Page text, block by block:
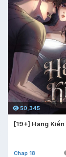
50,345
[19+] Hang Kiến
Chap 18